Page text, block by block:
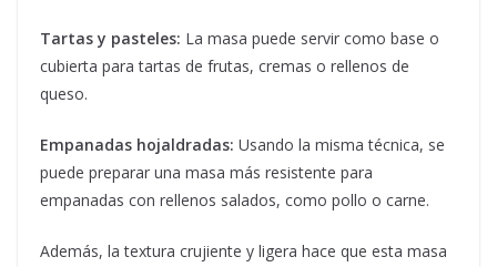
Tartas y pasteles: La masa puede servir como base o
cubierta para tartas de frutas, cremas o rellenos de
queso.
Empanadas hojaldradas: Usando la misma técnica, se
puede preparar una masa más resistente para
empanadas con rellenos salados, como pollo o carne.
Además, la textura crujiente y ligera hace que esta masa